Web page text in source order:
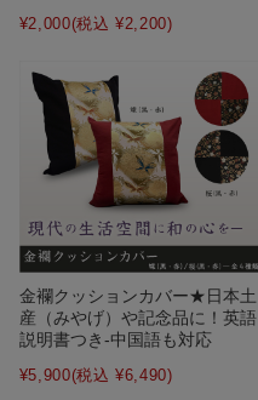
¥2,000(税込 ¥2,200)
金襴クッションカバー★日本土
産（みやげ）や記念品に！英語
説明書つき-中国語も対応
¥5,900(税込 ¥6,490)